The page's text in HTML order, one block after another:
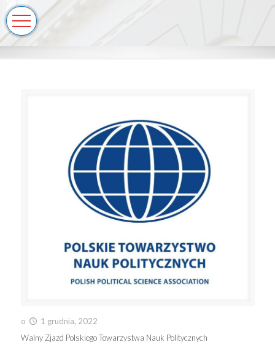
o
1 grudnia, 2022
Walny Zjazd Polskiego Towarzystwa Nauk Politycznych